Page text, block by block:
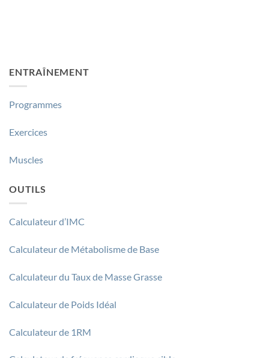
ENTRAÎNEMENT
Programmes
Exercices
Muscles
OUTILS
Calculateur d’IMC
Calculateur de Métabolisme de Base
Calculateur du Taux de Masse Grasse
Calculateur de Poids Idéal
Calculateur de 1RM